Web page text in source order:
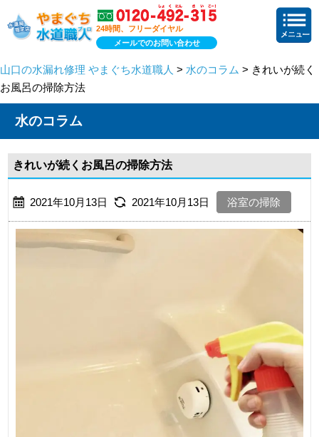
24時間、フリーダイヤル
メールでのお問い合わせ
山口の水漏れ修理 やまぐち水道職人 > 水のコラム > きれいが続く
お風呂の掃除方法
水のコラム
きれいが続くお風呂の掃除方法
2021年10月13日 2021年10月13日 浴室の掃除